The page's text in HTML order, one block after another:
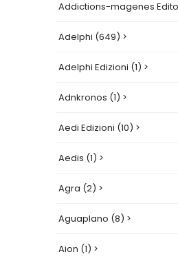
Addictions-magenes
Adelphi (649) >
Adelphi Edizioni (1) >
Adnkronos (1) >
Aedi Edizioni (10) >
Aedis (1) >
Agra (2) >
Aguaplano (8) >
Aion (1) >